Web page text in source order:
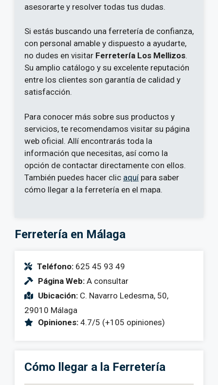
asesorarte y resolver todas tus dudas.
Si estás buscando una ferretería de confianza,
con personal amable y dispuesto a ayudarte,
no dudes en visitar Ferretería Los Mellizos.
Su amplio catálogo y su excelente reputación
entre los clientes son garantía de calidad y
satisfacción.
Para conocer más sobre sus productos y
servicios, te recomendamos visitar su página
web oficial. Allí encontrarás toda la
información que necesitas, así como la
opción de contactar directamente con ellos.
También puedes hacer clic aquí para saber
cómo llegar a la ferretería en el mapa.
Ferretería en Málaga
Teléfono: 625 45 93 49
Página Web: A consultar
Ubicación: C. Navarro Ledesma, 50,
29010 Málaga
Opiniones: 4.7/5 (+105 opiniones)
Cómo llegar a la Ferretería